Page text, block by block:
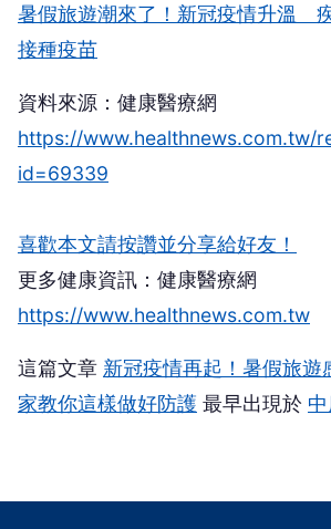
暑假旅遊潮來了！新冠疫情升溫
接種疫苗
資料來源：健康醫療網
https://www.healthnews.com.tw/
id=69339
喜歡本文請按讚並分享給好友！
更多健康資訊：健康醫療網
https://www.healthnews.com.tw
這篇文章 新冠疫情再起！暑假旅
家教你這樣做好防護 最早出現於